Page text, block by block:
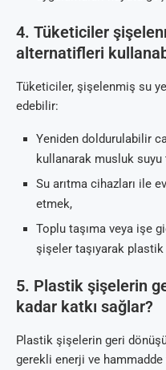
4. Tüketiciler
alternatifleri
Tüketiciler, şişelenmiş su
edebilir:
Yeniden doldurulabilir
kullanarak musluk
Su arıtma cihazları ile
etmek,
Toplu taşıma veya işe
şişeler taşıyarak plastik
5. Plastik şişelerin
kadar katkı sağlar?
Plastik şişelerin geri
gerekli enerji ve